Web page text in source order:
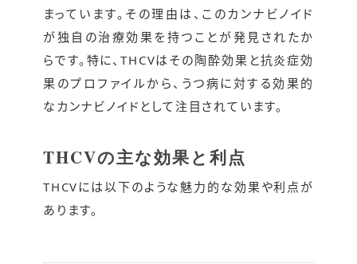
まっています。その理由は、このカンナビノイド
が独自の治療効果を持つことが発見されたか
らです。特に、THCVはその陶酔効果と抗炎症効
果のプロファイルから、うつ病に対する効果的
なカンナビノイドとして注目されています。
THCVの主な効果と利点
THCVには以下のような魅力的な効果や利点が
あります。